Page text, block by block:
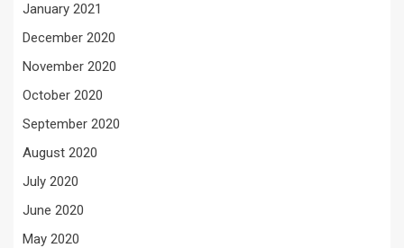
January 2021
December 2020
November 2020
October 2020
September 2020
August 2020
July 2020
June 2020
May 2020